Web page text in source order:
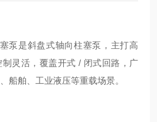
泵是斜盘式轴向柱塞泵，主打高
灵活，覆盖开式 / 闭式回路，广
船舶、工业液压等重载场景。